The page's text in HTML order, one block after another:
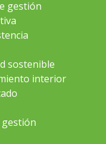
gestión
sostenible
interior
gestión